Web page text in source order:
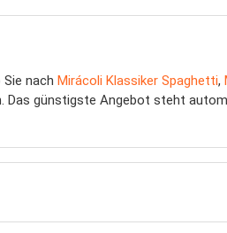
Sie nach Mirácoli Klassiker Spaghetti,
günstigste Angebot steht